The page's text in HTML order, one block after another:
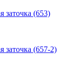
заточка (653)
заточка (657-2)